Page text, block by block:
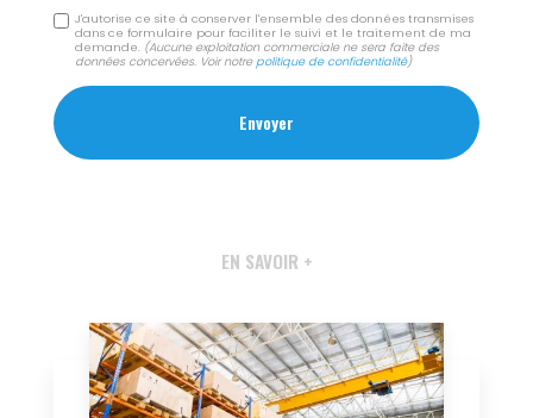
J'autorise ce site à conserver l'ensemble des données transmises
dans ce formulaire pour faciliter le suivi et le traitement de ma
demande. (Aucune exploitation commerciale ne sera faite des
données concervées. Voir notrepolitique de confidentialité)
EN SAVOIR +